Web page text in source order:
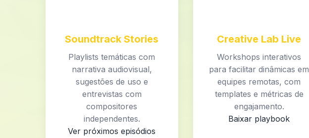
Soundtrack Stories
Playlists temáticas com
narrativa audiovisual,
sugestões de uso e
entrevistas com
compositores
independentes.
Ver próximos episódios
Creative Lab Live
Workshops interativos
para facilitar dinâmicas em
equipes remotas, com
templates e métricas de
engajamento.
Baixar playbook